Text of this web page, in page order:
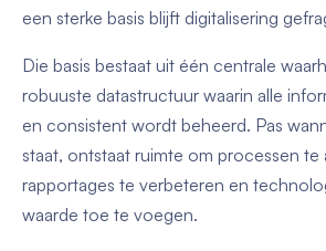
een sterke basis blijft digitalisering
Die basis bestaat uit één centrale
robuuste datastructuur waarin alle
en consistent wordt beheerd. Pas
staat, ontstaat ruimte om processen te
rapportages te verbeteren en
waarde toe te voegen.